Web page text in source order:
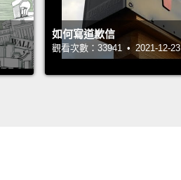
如何寫道歉信
觀看次數：33941 • 2021-12-23